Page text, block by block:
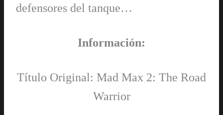
defensores del tanque…
Información:
Título Original: Mad Max 2: The Road
Warrior